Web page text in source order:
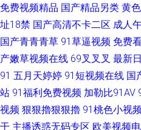
免费视频精品 国产精品另类 黄
址18禁 国产高清不卡二区 成人
国产青青青草 91草逼视频 免费
产嫩草视频在线 69叉叉叉 最新
91 五月天婷婷 91短视频在线 国
站 91福利免费视频 加勒比91AV
视频 狠狠擼狠狠擼 91桃色小视频
干 主播诱惑无码专区 欧美视频